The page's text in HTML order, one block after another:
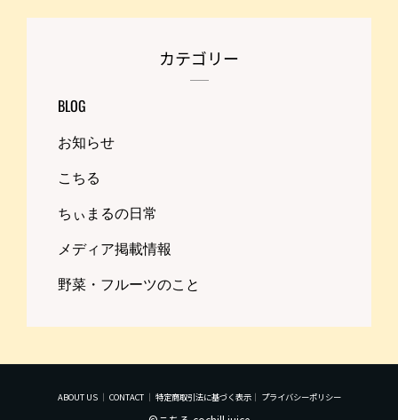
カテゴリー
BLOG
お知らせ
こちる
ちぃまるの日常
メディア掲載情報
野菜・フルーツのこと
ABOUT US｜ CONTACT｜ 特定商取引法に基づく表示｜ プライバシーポリシー